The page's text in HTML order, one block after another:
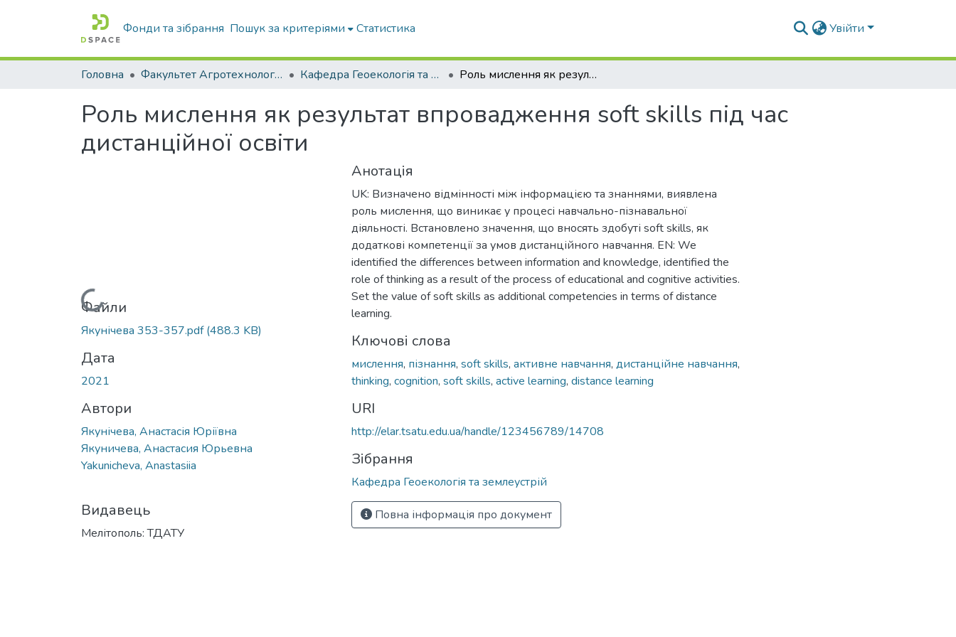
Фонди та зібрання Пошук за критеріями Статистика Увійти
Головна Факультет Агротехнологій та екології Кафедра Геоекологія та землеустрій Роль мислення як результат впровадження soft skills під час дистанційної освіти
Роль мислення як результат впровадження soft skills під час
дистанційної освіти
Вантажиться...
Файли
Якунічева 353-357.pdf(488.3 KB)
Дата
2021
Автори
Якунічева, Анастасія Юріївна
Якуничева, Анастасия Юрьевна
Yakunicheva, Anastasiia
Видавець
Мелітополь: ТДАТУ
Анотація
UK: Визначено відмінності між інформацією та знаннями, виявлена
роль мислення, що виникає у процесі навчально-пізнавальної
діяльності. Встановлено значення, що вносять здобуті soft skills, як
додаткові компетенції за умов дистанційного навчання. EN: We
identified the differences between information and knowledge, identified the
role of thinking as a result of the process of educational and cognitive activities.
Set the value of soft skills as additional competencies in terms of distance
learning.
Ключові слова
мислення, пізнання, soft skills, активне навчання, дистанційне навчання,
thinking, cognition, soft skills, active learning, distance learning
URI
http://elar.tsatu.edu.ua/handle/123456789/14708
Зібрання
Кафедра Геоекологія та землеустрій
Повна інформація про документ